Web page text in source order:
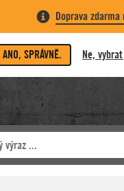
Doprava
ANO, SPRÁVNĚ. Ne,